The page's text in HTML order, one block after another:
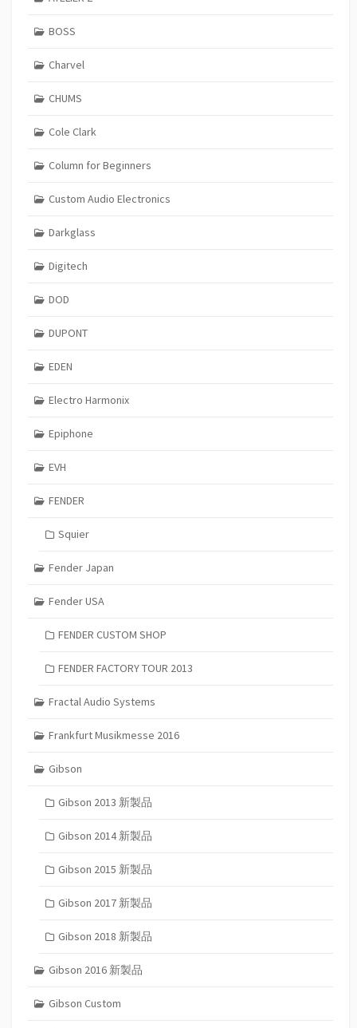
BOSS
Charvel
CHUMS
Cole Clark
Column for Beginners
Custom Audio Electronics
Darkglass
Digitech
DOD
DUPONT
EDEN
Electro Harmonix
Epiphone
EVH
FENDER
Squier
Fender Japan
Fender USA
FENDER CUSTOM SHOP
FENDER FACTORY TOUR 2013
Fractal Audio Systems
Frankfurt Musikmesse 2016
Gibson
Gibson 2013 新製品
Gibson 2014 新製品
Gibson 2015 新製品
Gibson 2017 新製品
Gibson 2018 新製品
Gibson 2016 新製品
Gibson Custom